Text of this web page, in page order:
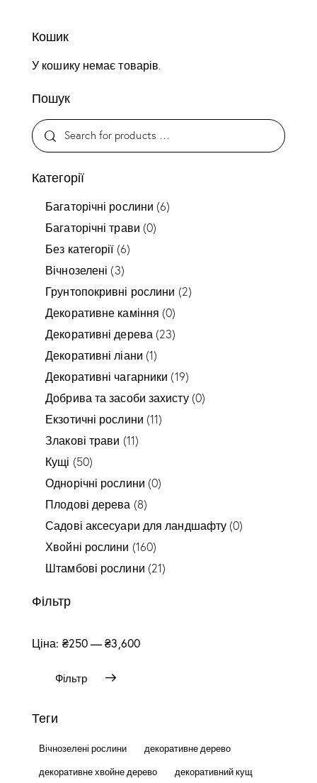
Кошик
У кошику немає товарів.
Пошук
Категорії
Багаторічні рослини (6)
Багаторічні трави (0)
Без категорії (6)
Вічнозелені (3)
Грунтопокривні рослини (2)
Декоративне каміння (0)
Декоративні дерева (23)
Декоративні ліани (1)
Декоративні чагарники (19)
Добрива та засоби захисту (0)
Екзотичні рослини (11)
Злакові трави (11)
Кущі (50)
Однорічні рослини (0)
Плодові дерева (8)
Садові аксесуари для ландшафту (0)
Хвойні рослини (160)
Штамбові рослини (21)
Фільтр
Фільтр
Ціна: ₴250—₴3,600
Теги
Вічнозелені рослини
декоративне дерево
декоративне хвойне дерево
декоративний кущ